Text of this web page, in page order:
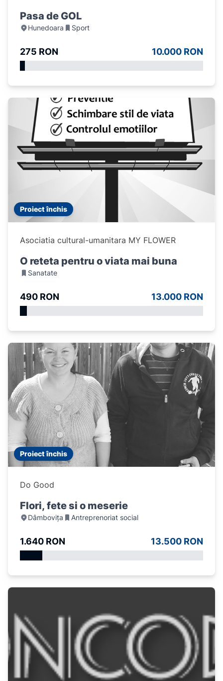
Pasa de GOL
Hunedoara Sport
275 RON 10.000 RON
Proiect închis
Asociatia cultural-umanitara MY FLOWER
O reteta pentru o viata mai buna
Sanatate
490 RON 13.000 RON
Proiect închis
Do Good
Flori, fete si o meserie
Dâmbovița Antreprenoriat social
1.640 RON 13.500 RON